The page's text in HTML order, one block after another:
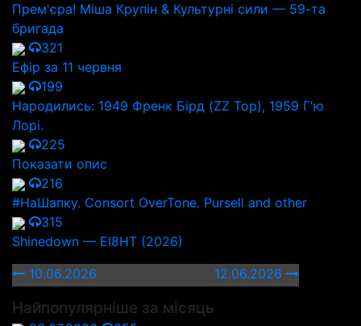
Прем'єра! Міша Крупін & Культурні сили — 59-та
бригада
321
Ефір за 11 червня
199
Народились: 1949 Френк Бірд (ZZ Top), 1959 Г'ю
Лорі.
225
Показати опис
216
#НаШапку. Consort OverTone. Pursell and other
315
Shinedown — EI8HT (2026)
10.06.2026
12.06.2026
Найпопулярніше за місяць